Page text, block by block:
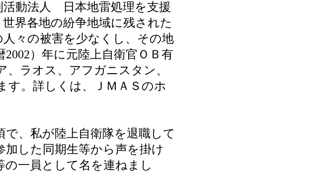
動法人 日本地雷処理を支援
界各地の紛争地域に残された
々の被害を少なくし、その地
）年に元陸上自衛官ＯＢ有
ラオス、アフガニスタン、
す。詳しくは、ＪＭＡＳのホ
、私が陸上自衛隊を退職して
した同期生等から声を掛け
一員として名を連ねまし